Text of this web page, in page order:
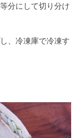
分にして切り分け
、冷凍庫で冷凍す